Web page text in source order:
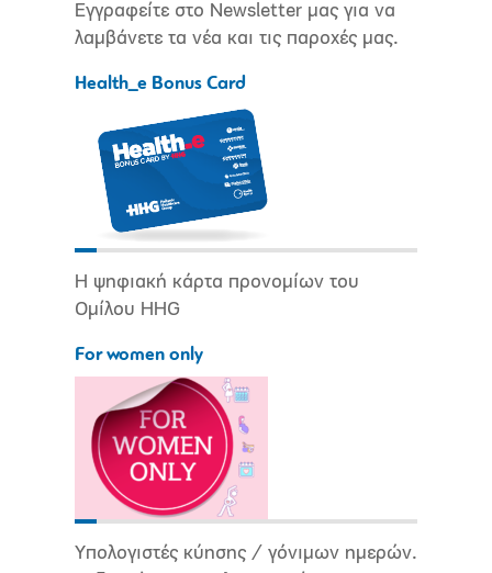
Εγγραφείτε στο Newsletter μας για να
λαμβάνετε τα νέα και τις παροχές μας.
Health_e Bonus Card
Η ψηφιακή κάρτα προνομίων του
Ομίλου HHG
For women only
Υπολογιστές κύησης / γόνιμων ημερών.